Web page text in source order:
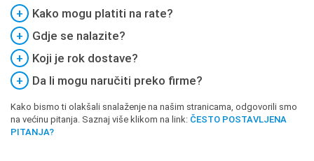
+
Kako mogu platiti na rate?
+
Gdje se nalazite?
+
Koji je rok dostave?
+
Da li mogu naručiti preko firme?
Kako bismo ti olakšali snalaženje na našim stranicama, odgovorili smo
na većinu pitanja. Saznaj više klikom na link: ČESTO POSTAVLJENA
PITANJA?